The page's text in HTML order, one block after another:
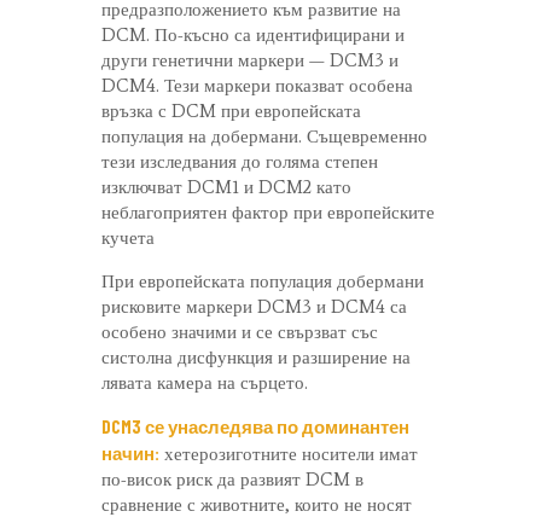
предразположението към развитие на
DCM. По-късно са идентифицирани и
други генетични маркери — DCM3 и
DCM4. Тези маркери показват особена
връзка с DCM при европейската
популация на добермани. Същевременно
тези изследвания до голяма степен
изключват DCM1 и DCM2 като
неблагоприятен фактор при европейските
кучета
При европейската популация добермани
рисковите маркери DCM3 и DCM4 са
особено значими и се свързват със
систолна дисфункция и разширение на
лявата камера на сърцето.
DCM3 се унаследява по доминантен
начин: хетерозиготните носители имат
по-висок риск да развият DCM в
сравнение с животните, които не носят